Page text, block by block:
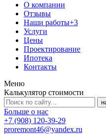
О компании
Отзывы
Наши работы+3
Услуги
Цены
Проектирование
Ипотека
Контакты
Меню
Калькулятор стоимости
Больше о нас
+7 (908) 120-39-29
proremont46@yandex.ru